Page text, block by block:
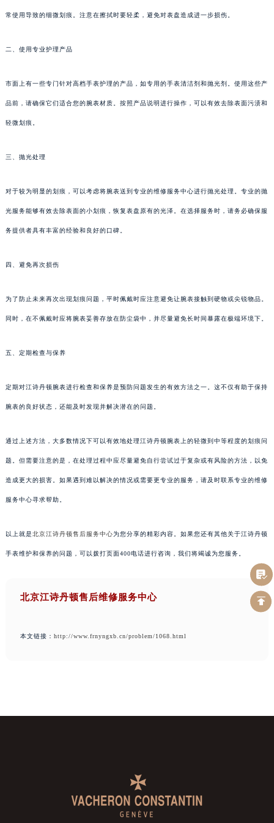
常使用导致的细微划痕。注意在擦拭时要轻柔，避免对表盘造成进一步损伤。
二、使用专业护理产品
市面上有一些专门针对高档手表护理的产品，如专用的手表清洁剂和抛光剂。使用这些产
品前，请确保它们适合您的腕表材质。按照产品说明进行操作，可以有效去除表面污渍和
轻微划痕。
三、抛光处理
对于较为明显的划痕，可以考虑将腕表送到专业的维修服务中心进行抛光处理。专业的抛
光服务能够有效去除表面的小划痕，恢复表盘原有的光泽。在选择服务时，请务必确保服
务提供者具有丰富的经验和良好的口碑。
四、避免再次损伤
为了防止未来再次出现划痕问题，平时佩戴时应注意避免让腕表接触到硬物或尖锐物品。
同时，在不佩戴时应将腕表妥善存放在防尘袋中，并尽量避免长时间暴露在极端环境下。
五、定期检查与保养
定期对江诗丹顿腕表进行检查和保养是预防问题发生的有效方法之一。这不仅有助于保持
腕表的良好状态，还能及时发现并解决潜在的问题。
通过上述方法，大多数情况下可以有效地处理江诗丹顿腕表上的轻微到中等程度的划痕问
题。但需要注意的是，在处理过程中应尽量避免自行尝试过于复杂或有风险的方法，以免
造成更大的损害。如果遇到难以解决的情况或需要更专业的服务，请及时联系专业的维修
服务中心寻求帮助。
以上就是北京江诗丹顿售后服务中心为您分享的精彩内容。如果您还有其他关于江诗丹顿
手表维护和保养的问题，可以拨打页面400电话进行咨询，我们将竭诚为您服务。
北京江诗丹顿售后维修服务中心
本文链接： http://www.frnyngxb.cn/problem/1068.html